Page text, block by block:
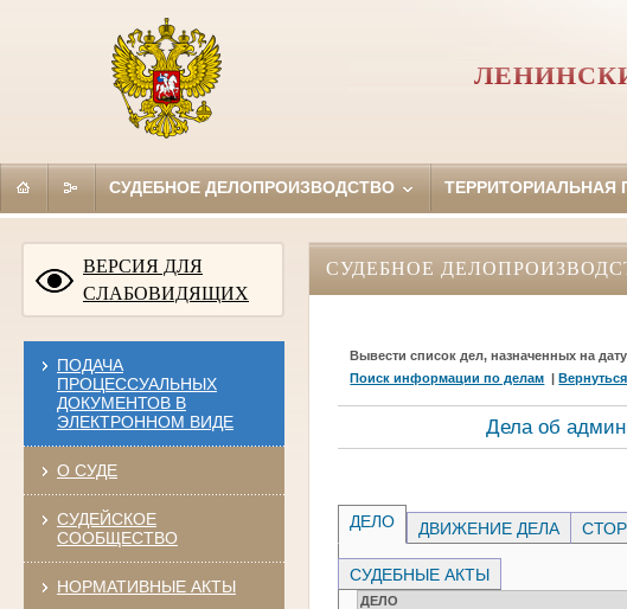
СУДЕБНОЕ ДЕЛОПРОИЗВОДСТВО ТЕРРИТОРИАЛЬНАЯ
ВЕРСИЯ ДЛЯ
СЛАБОВИДЯЩИХ
ПОДАЧА
ПРОЦЕССУАЛЬНЫХ
ДОКУМЕНТОВ В
ЭЛЕКТРОННОМ ВИДЕ
О СУДЕ
СУДЕЙСКОЕ
СООБЩЕСТВО
НОРМАТИВНЫЕ АКТЫ
СУДЕБНОЕ
Вывести список дел, назначенных на дату
Поиск информации по делам |
Дела об
ДЕЛО ДВИЖЕНИЕ ДЕЛА
СУДЕБНЫЕ АКТЫ
ДЕЛО